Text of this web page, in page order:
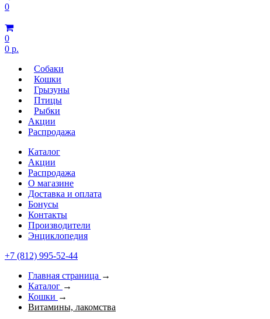
0
0
0 р.
Собаки
Кошки
Грызуны
Птицы
Рыбки
Акции
Распродажа
Каталог
Акции
Распродажа
О магазине
Доставка и оплата
Бонусы
Контакты
Производители
Энциклопедия
+7 (812) 995-52-44
Главная страница →
Каталог →
Кошки →
Витамины, лакомства